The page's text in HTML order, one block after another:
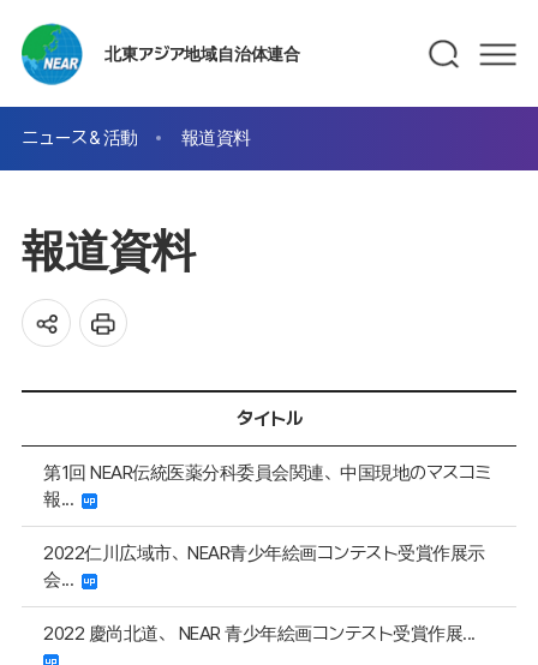
北東アジア地域自治体連合
ニュース＆活動 報道資料
報道資料
タイトル
第1回 NEAR伝統医薬分科委員会関連、中国現地のマスコミ
報...
2022仁川広域市、NEAR青少年絵画コンテスト受賞作展示
会...
2022 慶尚北道、 NEAR 青少年絵画コンテスト受賞作展...